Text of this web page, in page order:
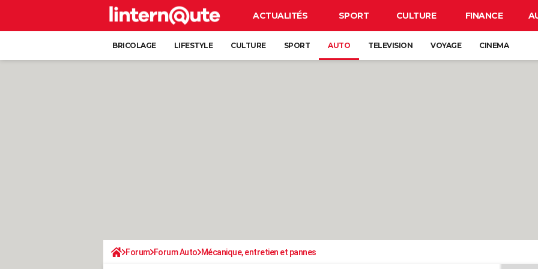
ACTUALITÉS SPORT CULTURE FINANCE
BRICOLAGE LIFESTYLE CULTURE SPORT AUTO TELEVISION VOYAGE CINEMA
Forum Forum Auto Mécanique, entretien et pannes